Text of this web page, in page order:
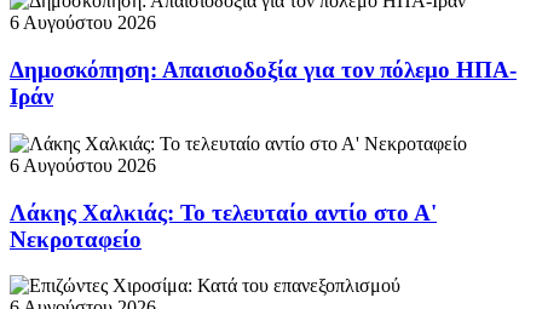
6 Αυγούστου 2026
Δημοσκόπηση: Απαισιοδοξία για τον πόλεμο ΗΠΑ-
Ιράν
6 Αυγούστου 2026
Λάκης Χαλκιάς: Το τελευταίο αντίο στο Α'
Νεκροταφείο